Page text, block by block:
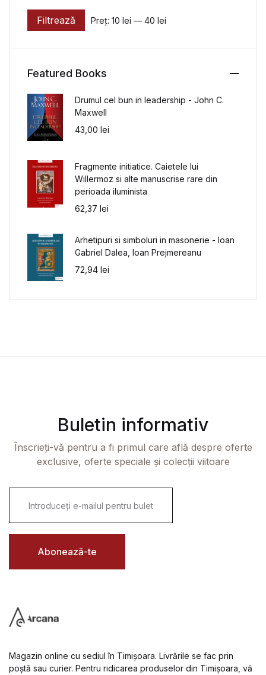
Preț minim
Preț maxim
Filtrează Preț: 10 lei — 40 lei
Featured Books
Drumul cel bun in leadership - John C.
Maxwell
43,00 lei
Fragmente initiatice. Caietele lui
Willermoz si alte manuscrise rare din
perioada iluminista
62,37 lei
Arhetipuri si simboluri in masonerie - Ioan
Gabriel Dalea, Ioan Prejmereanu
72,94 lei
Buletin informativ
Înscrieți-vă pentru a fi primul care află despre oferte
exclusive, oferte speciale și colecții viitoare
i
l
Abonează-te
Magazin online cu sediul în Timișoara. Livrările se fac prin
poștă sau curier. Pentru ridicarea produselor din Timișoara, vă